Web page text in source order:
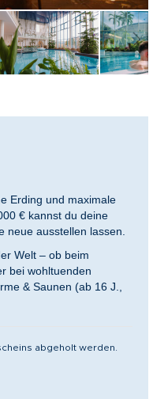
Erding und maximale
€ kannst du deine
neue ausstellen lassen.
Welt – ob beim
bei wohltuenden
& Saunen (ab 16 J.,
abgeholt werden.